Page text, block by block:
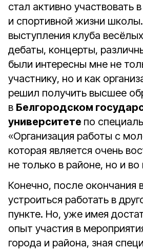
стал активно участвовать
и спортивной жизни
выступления клуба
дебаты, концерты,
были интересны мне не
участнику, но и как
решил получить высшее
в Белгородском
университете по
«Организация работы с
которая является очень
не только в районе, но и во
Конечно, после окончания
устроиться работать в
пункте. Но, уже имея
опыт участия в
города и района, зная